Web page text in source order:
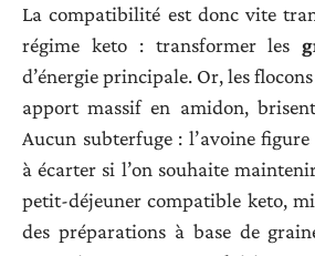
La compatibilité est donc vite
régime keto : transformer les
d’énergie principale. Or, les
apport massif en amidon,
Aucun subterfuge : l’avoine
à écarter si l’on souhaite
petit-déjeuner compatible keto,
des préparations à base de